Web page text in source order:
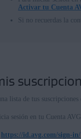
Activar tu Cuenta
Si no recuerdas la
lista de tus suscripciones
sesión en tu Cuenta
https://id.avg.com/sign-in/